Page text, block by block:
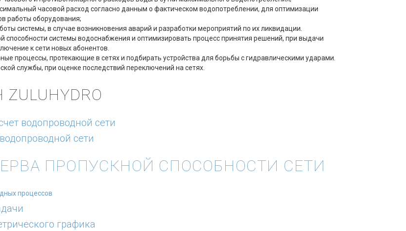
часовой расход согласно данным о фактическом водопотреблении, для оптимизации
работы оборудования;
системы, в случае возникновения аварий и разработки мероприятий по их ликвидации.
способности системы водоснабжения и оптимизировать процесс принятия решений, при выдачи
к сети новых абонентов.
процессы, протекающие в сетях и подбирать устройства для борьбы с гидравлическими ударами.
службы, при оценке последствий переключений на сетях.
водопроводной сети
сети
ПРОПУСКНОЙ СПОСОБНОСТИ СЕТИ
процессов
графика